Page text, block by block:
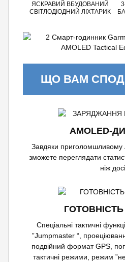
ЯСКРАВИЙ ВБУДОВАНИЙ
СВІТЛОДІОДНИЙ ЛІХТАРИК
ЩО ВАМ
AMOLED-
Завдяки
зможете переглядати
ніж
ГОТОВНІСТЬ
Спеціальні тактичні
”Jumpmaster “,
подвійний формат GPS,
тактичні режими, режим